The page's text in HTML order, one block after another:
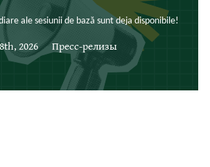
ale sesiunii de bază sunt deja disponibile!
2026 Пресс-релизы